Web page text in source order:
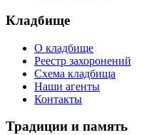
Кладбище
О кладбище
Реестр захоронений
Схема кладбища
Наши агенты
Контакты
Традиции и память